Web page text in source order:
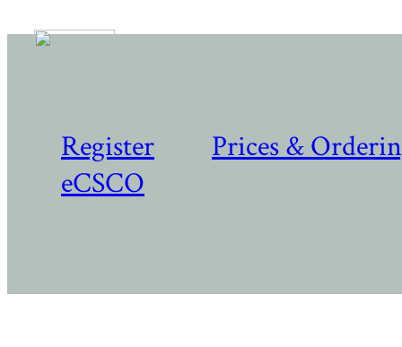
Register
Prices &
eCSCO